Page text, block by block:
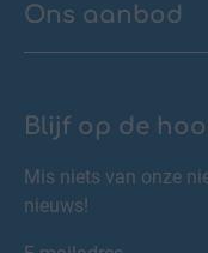
Ons aanbod
Blijf op de
Mis niets van onze
nieuws!